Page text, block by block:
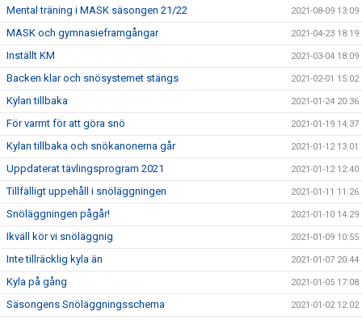
Mental träning i MASK säsongen 21/22 2021-08-09 13:09
MASK och gymnasieframgångar 2021-04-23 18:19
Inställt KM 2021-03-04 18:09
Backen klar och snösystemet stängs 2021-02-01 15:02
Kylan tillbaka 2021-01-24 20:36
För varmt för att göra snö 2021-01-19 14:37
Kylan tillbaka och snökanonerna går 2021-01-12 13:01
Uppdaterat tävlingsprogram 2021 2021-01-12 12:40
Tillfälligt uppehåll i snöläggningen 2021-01-11 11:26
Snöläggningen pågår! 2021-01-10 14:29
Ikväll kör vi snöläggnig 2021-01-09 10:55
Inte tillräcklig kyla än 2021-01-07 20:44
Kyla på gång 2021-01-05 17:08
Säsongens Snöläggningsschema 2021-01-02 12:02